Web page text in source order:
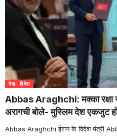
देश- विदेश
Abbas Araghchi: मक्का रक्षा
अरागची बोले- मुस्लिम देश एकजुट
Abbas Araghchi ईरान के विदेश मंत्री